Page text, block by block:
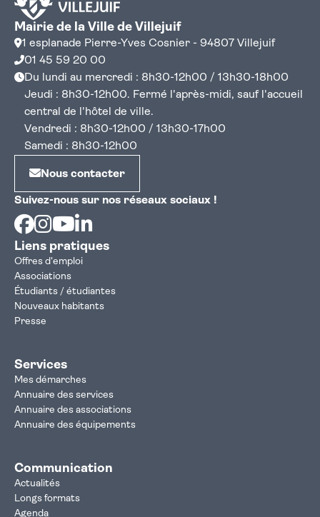
Mairie de la Ville de Villejuif
1 esplanade Pierre-Yves Cosnier - 94807 Villejuif
01 45 59 20 00
Du lundi au mercredi : 8h30-12h00 / 13h30-18h00
Jeudi : 8h30-12h00. Fermé l'après-midi, sauf l'accueil
central de l'hôtel de ville.
Vendredi : 8h30-12h00 / 13h30-17h00
Samedi : 8h30-12h00
Nous contacter
Suivez-nous sur nos réseaux sociaux !
Facebook
Instagram
Youtube
Liens pratiques
Offres d'emploi
Associations
Étudiants / étudiantes
Nouveaux habitants
Presse
Services
Mes démarches
Annuaire des services
Annuaire des associations
Annuaire des équipements
Communication
Actualités
Longs formats
Agenda